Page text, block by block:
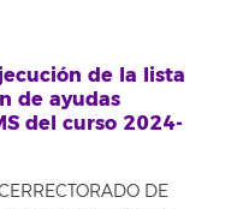
de la lista
de ayudas
del curso 2024-
DE